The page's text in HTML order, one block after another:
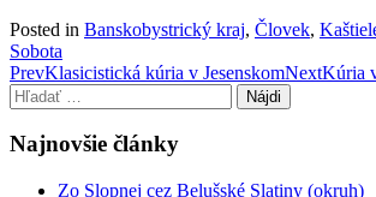
Posted in Banskobystrický kraj, Človek,
Sobota
Post
navigation
PrevKlasicistická kúria v JesenskomNextKúria
Hľadať:
Najnovšie články
Zo Slopnej cez Belušské Slatiny (okruh)